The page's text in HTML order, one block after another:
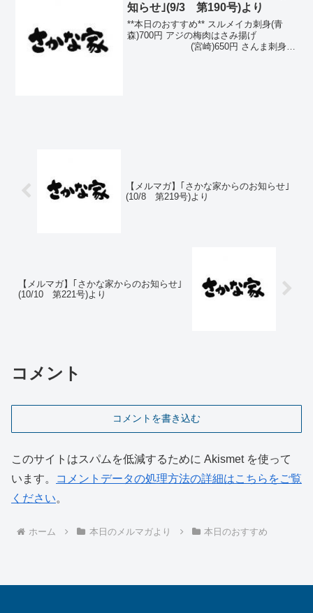
知らせ｣(9/3 第190号)より
**本日のおすすめ** スルメイカ刺身(青
森)700円 アジの梅肉はさみ揚げ
(宮崎)650円 さんま刺身又
【メルマガ】｢さかな家からのお知らせ｣
(10/8 第219号)より
【メルマガ】｢さかな家からのお知らせ｣
(10/10 第221号)より
コメント
コメントを書き込む
このサイトはスパムを低減するために Akismet を使って
います。
コメントデータの処理方法の詳細はこちらをご覧
ください。
ホーム 本日のメルマガより 本日のおすすめ